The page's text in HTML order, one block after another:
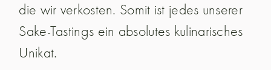
die wir verkosten. Somit ist jedes unserer
Sake-Tastings ein absolutes kulinarisches
Unikat.